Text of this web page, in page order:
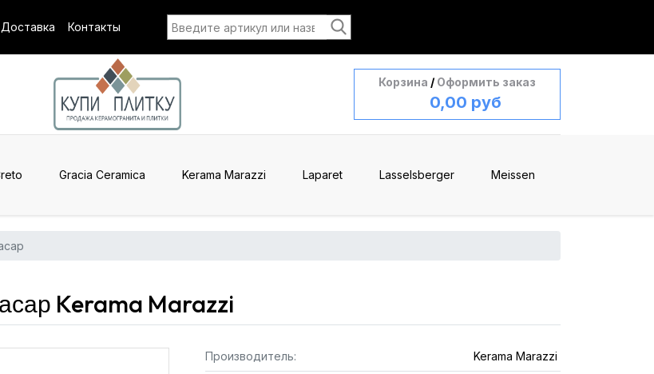
Доставка Контакты
Корзина / Оформить заказ
0,00 руб
Gracia Ceramica Kerama Marazzi Laparet Lasselsberger Meissen
Kerama Marazzi
Производитель: Kerama Marazzi